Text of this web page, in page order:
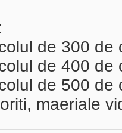
de 300 de
de 400 de
de 500 de
maeriale